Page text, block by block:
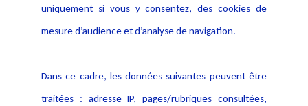
Politique de protection des
données
Publications
uniquement si vous y consentez, des cookies de
mesure d’audience et d’analyse de navigation.
Dans ce cadre, les données suivantes peuvent être
traitées : adresse IP, pages/rubriques consultées,